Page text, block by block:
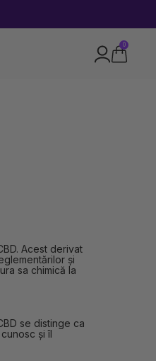
0
Acest derivat
și
sa chimică la
se distinge ca
și îl